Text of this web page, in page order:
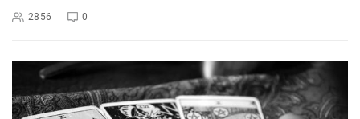
2856 0